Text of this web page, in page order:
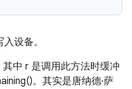
设备。
中 r 是调用此方法时缓冲
。其实是唐纳德·萨